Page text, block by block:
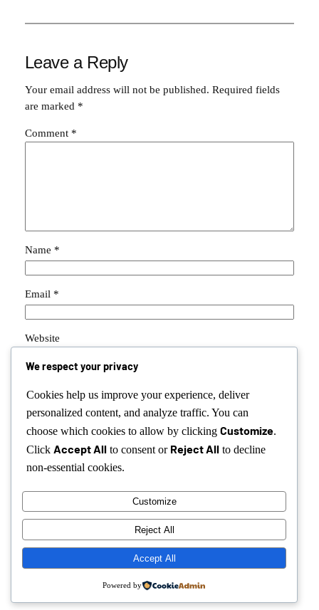
Leave a Reply
Your email address will not be published. Required fields
are marked *
Comment *
Name *
Email *
Website
next time I comment.
Instagram
Facebook
X
Octalas Restaurant
We respect your privacy
Cookies help us improve your experience, deliver
personalized content, and analyze traffic. You can
choose which cookies to allow by clicking Customize.
Click Accept All to consent or Reject All to decline
non-essential cookies.
Customize
Reject All
Accept All
Powered by